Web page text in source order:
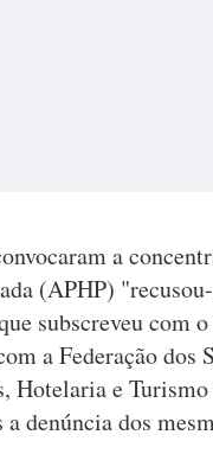
a
(APHP)
subscreveu com
a Federação dos
e Turismo
denúncia dos